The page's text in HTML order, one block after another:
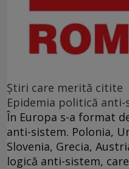
Ştiri care merită citite
Epidemia politică
În Europa s-a format
anti-sistem. Polonia,
Slovenia, Grecia,
logică anti-sistem,